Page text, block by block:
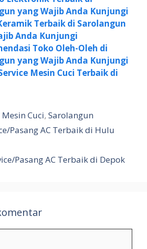
yang Wajib Anda Kunjungi
Terbaik di Sarolangun
Anda Kunjungi
Toko Oleh-Oleh di
yang Wajib Anda Kunjungi
Mesin Cuci Terbaik di
Mesin Cuci,Sarolangun
Pasang AC Terbaik di Hulu
Pasang AC Terbaik di Depok